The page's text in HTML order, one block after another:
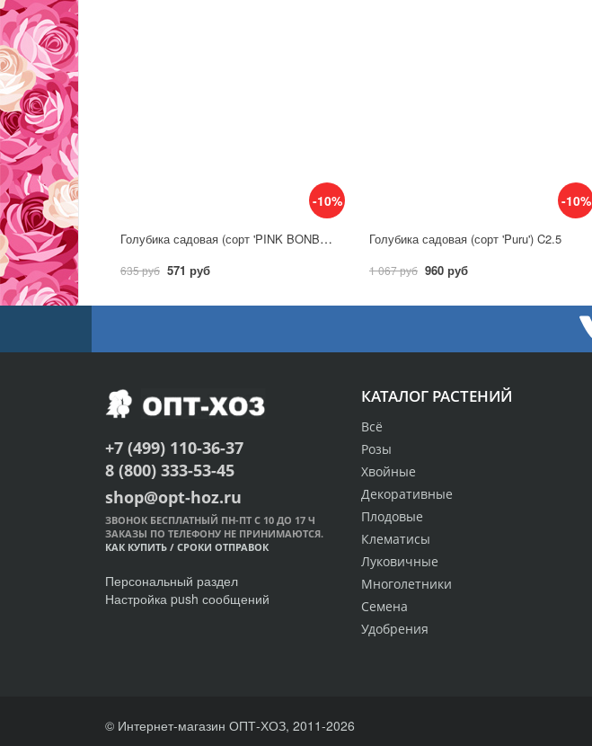
-10%
Голубика садовая (сорт 'PINK BONBONS')
635 руб 571 руб
-10%
Голубика садовая (сорт 'Puru') C2.5
1 067 руб 960 руб
КАТАЛОГ РАСТЕНИЙ
Всё
Розы
Хвойные
Декоративные
Плодовые
Клематисы
Луковичные
Многолетники
Семена
Удобрения
+7 (499) 110-36-37
8 (800) 333-53-45
shop@opt-hoz.ru
ЗВОНОК БЕСПЛАТНЫЙ ПН-ПТ С 10 ДО 17 Ч
ЗАКАЗЫ ПО ТЕЛЕФОНУ НЕ ПРИНИМАЮТСЯ.
КАК КУПИТЬ / СРОКИ ОТПРАВОК
Персональный раздел
Настройка push сообщений
© Интернет-магазин ОПТ-ХОЗ, 2011-2026